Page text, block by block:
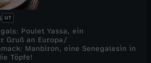
UT
Poulet Yassa, ein
Gruß an Europa/
Manbiron, eine Senegalesin in
Töpfe!